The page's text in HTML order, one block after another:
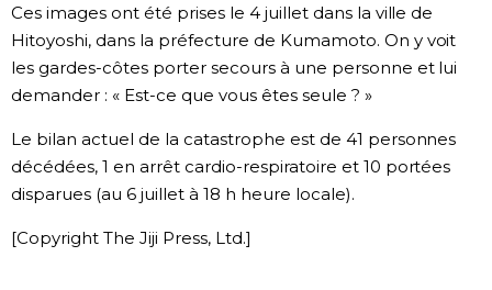
Ces images ont été prises le 4 juillet dans la ville de
Hitoyoshi, dans la préfecture de Kumamoto. On y voit
les gardes-côtes porter secours à une personne et lui
demander : « Est-ce que vous êtes seule ? »
Le bilan actuel de la catastrophe est de 41 personnes
décédées, 1 en arrêt cardio-respiratoire et 10 portées
disparues (au 6 juillet à 18 h heure locale).
[Copyright The Jiji Press, Ltd.]